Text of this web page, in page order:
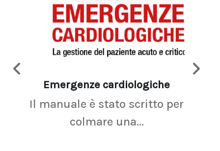
Emergenze cardiologiche
Il manuale è stato scritto per
colmare una...